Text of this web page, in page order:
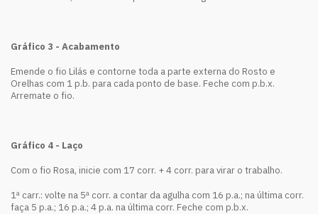
Gráfico 3 - Acabamento
Emende o fio Lilás e contorne toda a parte externa do Rosto e
Orelhas com 1 p.b. para cada ponto de base. Feche com p.b.x.
Arremate o fio.
Gráfico 4 - Laço
Com o fio Rosa, inicie com 17 corr. + 4 corr. para virar o trabalho.
1ª carr.: volte na 5ª corr. a contar da agulha com 16 p.a.; na última corr.
faça 5 p.a.; 16 p.a.; 4 p.a. na última corr. Feche com p.b.x.